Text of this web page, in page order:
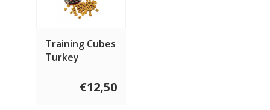
Training Cubes
Turkey
€12,50